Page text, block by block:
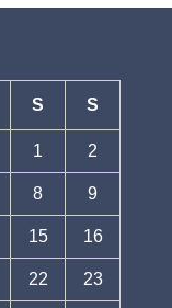
S S
1 2
8 9
15 16
22 23